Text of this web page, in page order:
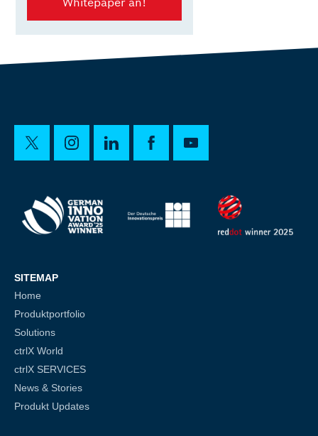
SITEMAP
Home
Produktportfolio
Solutions
ctrlX World
ctrlX SERVICES
News & Stories
Produkt Updates